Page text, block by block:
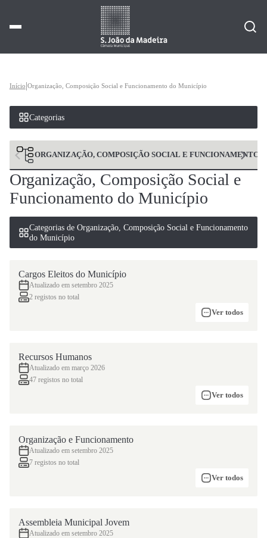
Início|Organização, Composição Social e Funcionamento do Município
Categorias
ORGANIZAÇÃO, COMPOSIÇÃO SOCIAL E FUNCIONAMENTO
Organização, Composição Social e
Funcionamento do Município
Categorias de Organização, Composição Social e Funcionamento
do Município
Cargos Eleitos do Município
Atualizado em setembro 2025
2 registos no total
Ver todos
Recursos Humanos
Atualizado em março 2026
47 registos no total
Ver todos
Organização e Funcionamento
Atualizado em setembro 2025
7 registos no total
Ver todos
Assembleia Municipal Jovem
Atualizado em setembro 2025